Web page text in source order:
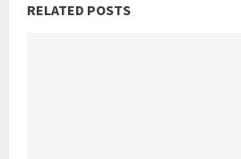
RELATED POSTS